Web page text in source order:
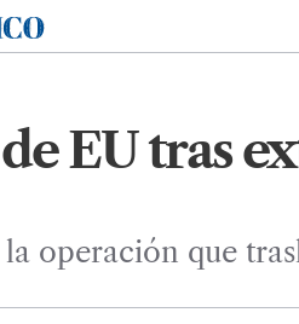
EU tras
operación que